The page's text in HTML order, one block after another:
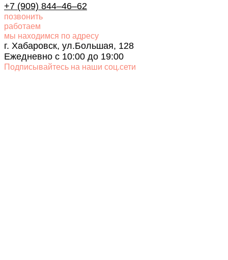
+7 (909) 844–46–62
позвонить
работаем
мы находимся по адресу
г. Хабаровск, ул.Большая, 128
Ежедневно с 10:00 до 19:00
Подписывайтесь на наши соц.сети